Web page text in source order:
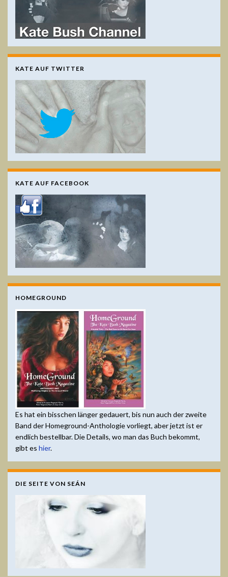
KATE AUF TWITTER
KATE AUF FACEBOOK
HOMEGROUND
Es hat ein bisschen länger gedauert, bis nun auch der zweite
Band der Homeground-Anthologie vorliegt, aber jetzt ist er
endlich bestellbar. Die Details, wo man das Buch bekommt,
gibt es hier.
DIE SEITE VON SEÁN